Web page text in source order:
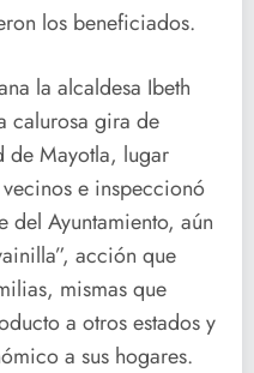
los beneficiados.
la alcaldesa Ibeth
calurosa gira de
de Mayotla, lugar
e inspeccionó
Ayuntamiento, aún
acción que
mismas que
a otros estados y
a sus hogares.